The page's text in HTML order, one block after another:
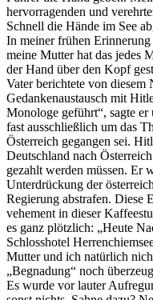
hervorragenden und
Schnell die Hände im See
In meiner frühen
meine Mutter hat das jedes
der Hand über den Kopf
Vater berichtete von diesem
Gedankenaustausch mit
Monologe geführt , sagte
fast ausschließlich um das
Österreich gegangen sei.
Deutschland nach
gezahlt werden müssen. Er
Unterdrückung der
Regierung abstrafen. Diese
vehement in dieser
es ganz plötzlich:
Heute
Schlosshotel
Mutter und ich natürlich
Begnadung
noch
Es wurde vor lauter